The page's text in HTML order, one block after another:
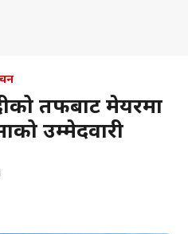
तर्फबाट मेयरमा
उम्मेदवारी